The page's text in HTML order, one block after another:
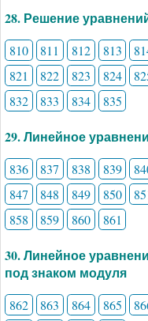
28. Решение
810 811 812 813
821
822 823 824
832
833 834 835
29. Линейное
836 837 838 839
847
848 849 850
858
859 860 861
30. Линейное
под знаком модуля
862 863 864 865